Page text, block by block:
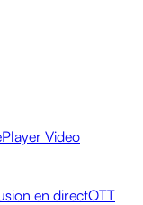
Player Video
en directOTT